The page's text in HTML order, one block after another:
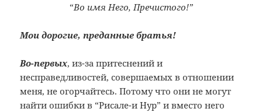
“Во имя Него, Пречистого!”
Мои дорогие, преданные братья!
Во-первых, из-за притеснений и
несправедливостей, совершаемых в отношении
меня, не огорчайтесь. Потому что они не могут
найти ошибки в “Рисале-и Нур” и вместо него